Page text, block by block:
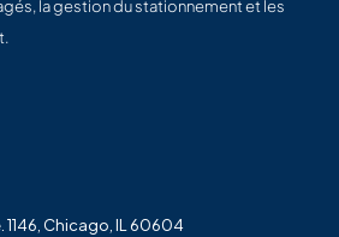
la gestion du stationnement et les
1146, Chicago, IL 60604